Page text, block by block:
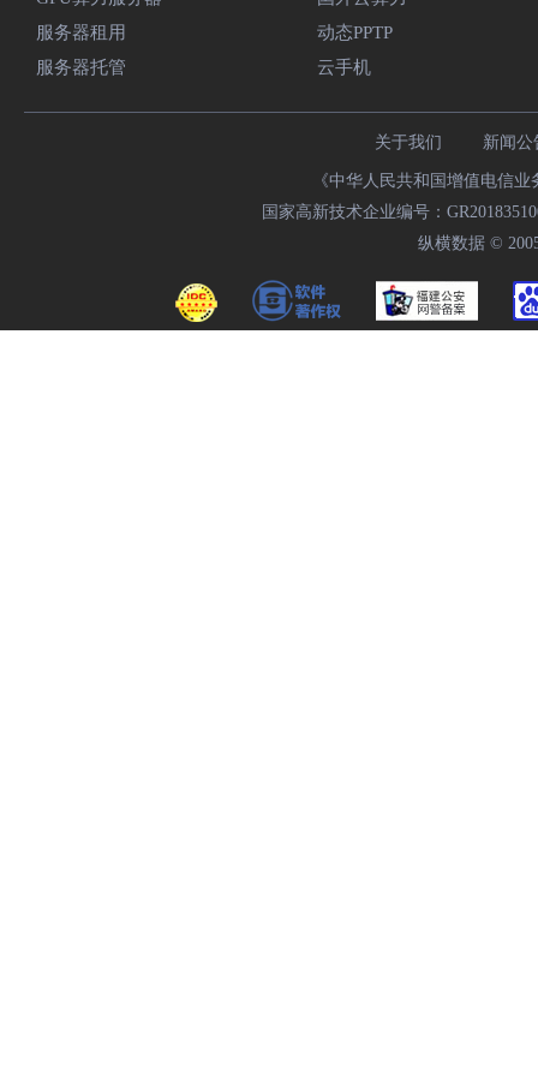
服务器租用
服务器托管
动态PPTP
云手机
关于我们 新闻公
《中华人民共和国增值电信
国家高新技术企业编号：
纵横数据 ©